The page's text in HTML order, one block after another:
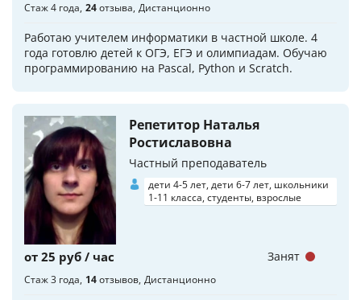
Стаж 4 года 24отзыва Дистанционно
Работаю учителем информатики в частной школе. 4
года готовлю детей к ОГЭ, ЕГЭ и олимпиадам. Обучаю
программированию на Pascal, Python и Scratch.
Репетитор Наталья
Ростиславовна
Частный преподаватель
дети 4-5 лет, дети 6-7 лет, школьники
1-11 класса, студенты, взрослые
от 25 руб / час
Стаж 3 года 14отзывов Дистанционно
Занят